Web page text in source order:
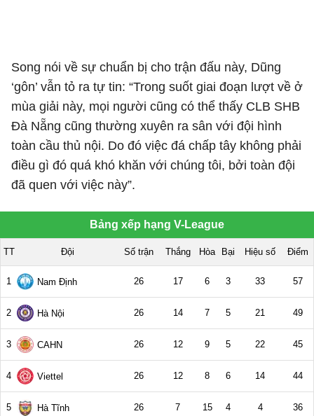
Song nói về sự chuẩn bị cho trận đấu này, Dũng
‘gôn’ vẫn tỏ ra tự tin: “Trong suốt giai đoạn lượt về ở
mùa giải này, mọi người cũng có thể thấy CLB SHB
Đà Nẵng cũng thường xuyên ra sân với đội hình
toàn cầu thủ nội. Do đó việc đá chấp tây không phải
điều gì đó quá khó khăn với chúng tôi, bởi toàn đội
đã quen với việc này”.